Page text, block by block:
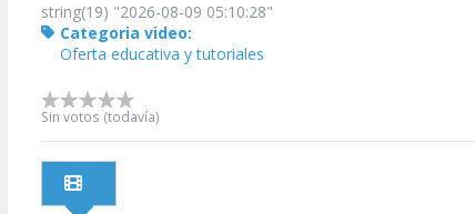
string(19) "2026-08-09 05:10:28"
Categoria video:
Oferta educativa y tutoriales
Sin votos (todavía)